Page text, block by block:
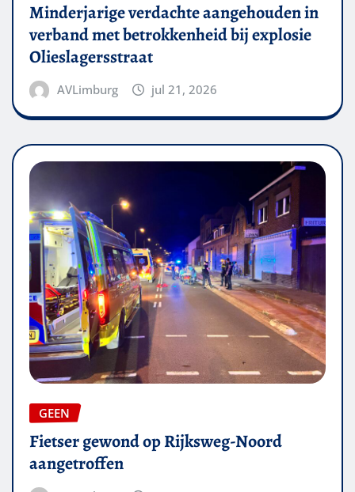
Minderjarige verdachte aangehouden in
verband met betrokkenheid bij explosie
Olieslagersstraat
AVLimburg jul 21, 2026
GEEN
Fietser gewond op Rijksweg-Noord
aangetroffen